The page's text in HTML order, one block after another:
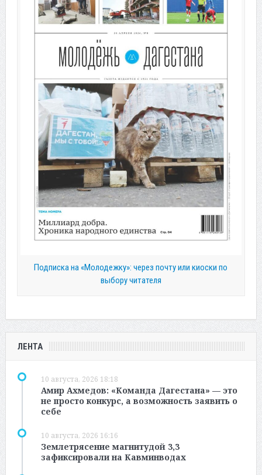
Подписка на «Молодежку»: через почту или киоски по
выбору читателя
ЛЕНТА
10 августа, 2026 18:18
Амир Ахмедов: «Команда Дагестана» — это
не просто конкурс, а возможность заявить о
себе
10 августа, 2026 16:16
Землетрясение магнитудой 3,3
зафиксировали на Кавминводах